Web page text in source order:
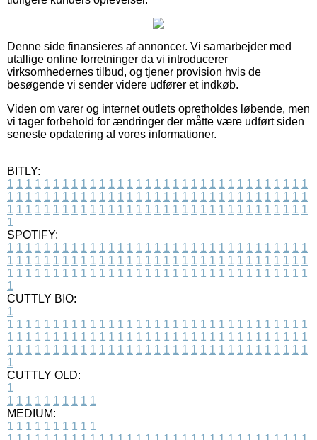
Denne side finansieres af annoncer. Vi samarbejder med
utallige online forretninger da vi introducerer
virksomhedernes tilbud, og tjener provision hvis de
besøgende vi sender videre udfører et indkøb.
Viden om varer og internet outlets opretholdes løbende, men
vi tager forbehold for ændringer der måtte være udført siden
seneste opdatering af vores informationer.
BITLY:
1 1 1 1 1 1 1 1 1 1 1 1 1 1 1 1 1 1 1 1 1 1 1 1 1 1 1 1 1 1 1 1 1
1 1 1 1 1 1 1 1 1 1 1 1 1 1 1 1 1 1 1 1 1 1 1 1 1 1 1 1 1 1 1 1 1
1 1 1 1 1 1 1 1 1 1 1 1 1 1 1 1 1 1 1 1 1 1 1 1 1 1 1 1 1 1 1 1 1
1
SPOTIFY:
1 1 1 1 1 1 1 1 1 1 1 1 1 1 1 1 1 1 1 1 1 1 1 1 1 1 1 1 1 1 1 1 1
1 1 1 1 1 1 1 1 1 1 1 1 1 1 1 1 1 1 1 1 1 1 1 1 1 1 1 1 1 1 1 1 1
1 1 1 1 1 1 1 1 1 1 1 1 1 1 1 1 1 1 1 1 1 1 1 1 1 1 1 1 1 1 1 1 1
1
CUTTLY BIO:
1
1 1 1 1 1 1 1 1 1 1 1 1 1 1 1 1 1 1 1 1 1 1 1 1 1 1 1 1 1 1 1 1 1
1 1 1 1 1 1 1 1 1 1 1 1 1 1 1 1 1 1 1 1 1 1 1 1 1 1 1 1 1 1 1 1 1
1 1 1 1 1 1 1 1 1 1 1 1 1 1 1 1 1 1 1 1 1 1 1 1 1 1 1 1 1 1 1 1 1
1
CUTTLY OLD:
1
1 1 1 1 1 1 1 1 1 1
MEDIUM:
1 1 1 1 1 1 1 1 1 1